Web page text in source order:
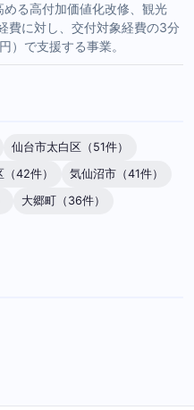
る高付加価値化改修、観光
費に対し、交付対象経費の3分
）で支援する事業。
仙台市太白区（51件）
42件）
気仙沼市（41件）
大郷町（36件）